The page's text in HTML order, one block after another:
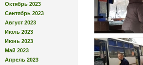
Октябрь 2023
Сентябрь 2023
Август 2023
Июль 2023
Июнь 2023
Май 2023
Апрель 2023